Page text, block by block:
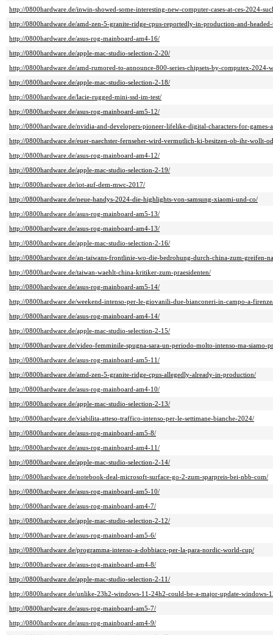
http://0800hardware.de/inwin-showed-some-interesting-new-computer-cases-at-ces-2024-
http://0800hardware.de/amd-zen-5-granite-ridge-cpus-reportedly-in-production-and-
http://0800hardware.de/asus-rog-mainboard-am4-16/
http://0800hardware.de/apple-mac-studio-selection-2-20/
http://0800hardware.de/amd-rumored-to-announce-800-series-chipsets-by-computex-
http://0800hardware.de/apple-mac-studio-selection-2-18/
http://0800hardware.de/lacie-rugged-mini-ssd-im-test/
http://0800hardware.de/asus-rog-mainboard-am5-12/
http://0800hardware.de/nvidia-and-developers-pioneer-lifelike-digital-characters-for-games-
http://0800hardware.de/euer-naechster-fernseher-wird-vermutlich-ki-besitzen-ob-ihr-wollt-
http://0800hardware.de/asus-rog-mainboard-am4-12/
http://0800hardware.de/apple-mac-studio-selection-2-19/
http://0800hardware.de/iot-auf-dem-mwc-2017/
http://0800hardware.de/neue-handys-2024-die-highlights-von-samsung-xiaomi-und-co/
http://0800hardware.de/asus-rog-mainboard-am5-13/
http://0800hardware.de/asus-rog-mainboard-am4-13/
http://0800hardware.de/apple-mac-studio-selection-2-16/
http://0800hardware.de/an-taiwans-frontlinie-wo-die-bedrohung-durch-china-zum-greifen-
http://0800hardware.de/taiwan-waehlt-china-kritiker-zum-praesidenten/
http://0800hardware.de/asus-rog-mainboard-am5-14/
http://0800hardware.de/weekend-intenso-per-le-giovanili-due-bianconeri-in-campo-a-
http://0800hardware.de/asus-rog-mainboard-am4-14/
http://0800hardware.de/apple-mac-studio-selection-2-15/
http://0800hardware.de/video-femminile-spugna-sara-un-periodo-molto-intenso-ma-siamo-
http://0800hardware.de/asus-rog-mainboard-am5-11/
http://0800hardware.de/amd-zen-5-granite-ridge-cpus-allegedly-already-in-production/
http://0800hardware.de/asus-rog-mainboard-am4-10/
http://0800hardware.de/apple-mac-studio-selection-2-13/
http://0800hardware.de/viabilita-atteso-traffico-intenso-per-le-settimane-bianche-2024/
http://0800hardware.de/asus-rog-mainboard-am5-8/
http://0800hardware.de/asus-rog-mainboard-am4-11/
http://0800hardware.de/apple-mac-studio-selection-2-14/
http://0800hardware.de/notebook-deal-microsoft-surface-go-2-zum-sparpreis-bei-nbb-com/
http://0800hardware.de/asus-rog-mainboard-am5-10/
http://0800hardware.de/asus-rog-mainboard-am4-7/
http://0800hardware.de/apple-mac-studio-selection-2-12/
http://0800hardware.de/asus-rog-mainboard-am5-6/
http://0800hardware.de/programma-intenso-a-dobbiaco-per-la-para-nordic-world-cup/
http://0800hardware.de/asus-rog-mainboard-am4-8/
http://0800hardware.de/apple-mac-studio-selection-2-11/
http://0800hardware.de/unlike-23h2-windows-11-24h2-could-be-a-major-update-windows-
http://0800hardware.de/asus-rog-mainboard-am5-7/
http://0800hardware.de/asus-rog-mainboard-am4-9/